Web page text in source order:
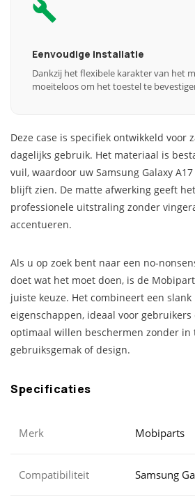
Eenvoudige installatie
Dankzij het flexibele karakter van het
moeiteloos om het toestel te
Deze case is specifiek ontwikkeld voor
dagelijks gebruik. Het materiaal is
vuil, waardoor uw Samsung Galaxy
blijft zien. De matte afwerking geeft
professionele uitstraling zonder
accentueren.
Als u op zoek bent naar een no-
doet wat het moet doen, is de
juiste keuze. Het combineert een
eigenschappen, ideaal voor
optimaal willen beschermen zonder in
gebruiksgemak of design.
Specificaties
Merk Mobiparts
Compatibiliteit Samsung